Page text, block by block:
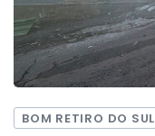
BOM RETIRO DO SUL